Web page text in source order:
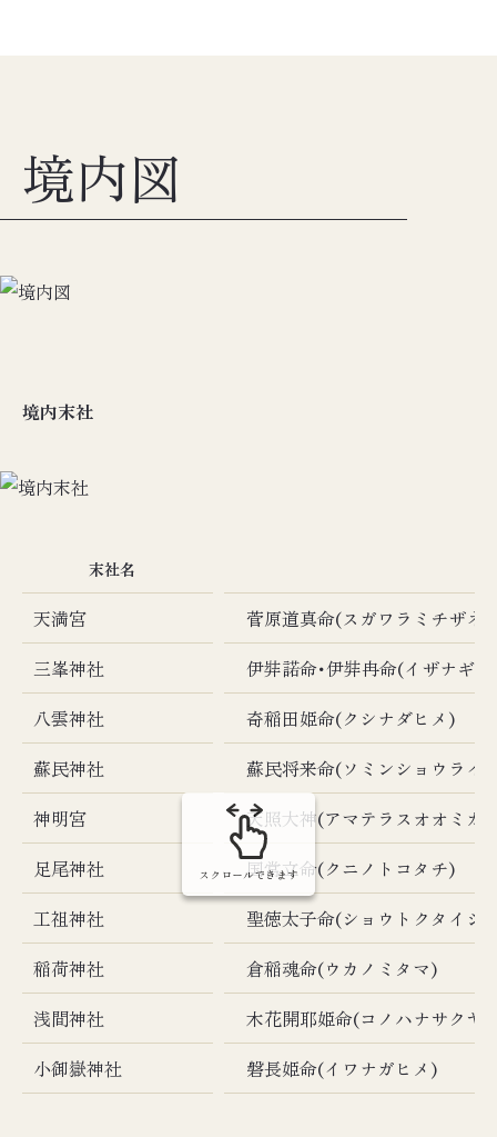
境内図
境内末社
末社名
天満宮
菅原道真命(スガワラミチザネ)
三峯神社
伊弉諾命･伊弉冉命(イザナギ･
八雲神社
奇稲田姫命(クシナダヒメ)
蘇民神社
蘇民将来命(ソミンショウライ)
神明宮
天照大神(アマテラスオオミカ
足尾神社
国常立命(クニノトコタチ)
工祖神社
聖徳太子命(ショウトクタイシ)
稲荷神社
倉稲魂命(ウカノミタマ)
浅間神社
木花開耶姫命(コノハナサクヤ
小御嶽神社
磐長姫命(イワナガヒメ)
スクロールできます